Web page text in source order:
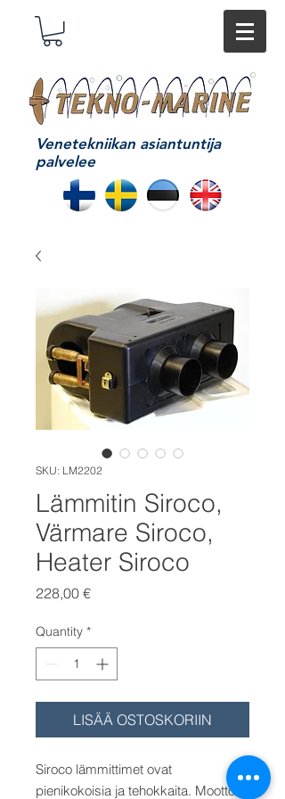
Venetekniikan asiantuntija
palvelee
SKU: LM2202
Lämmitin Siroco,
Värmare Siroco,
Heater Siroco
228,00 €Price
Quantity *
LISÄÄ OSTOSKORIIN
Siroco lämmittimet ovat
pienikokoisia ja tehokkaita. Moottorin